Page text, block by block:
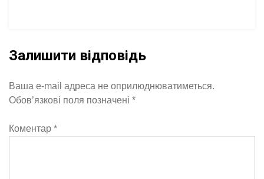
Залишити відповідь
Ваша e-mail адреса не оприлюднюватиметься.
Обов’язкові поля позначені *
Коментар *